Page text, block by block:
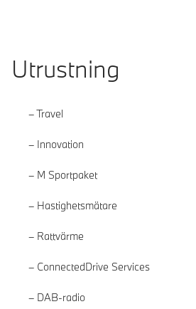
Utrustning
Travel
Innovation
M Sportpaket
Hastighetsmätare
Rattvärme
ConnectedDrive Services
DAB-radio